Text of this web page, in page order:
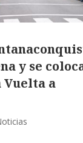
y se
a